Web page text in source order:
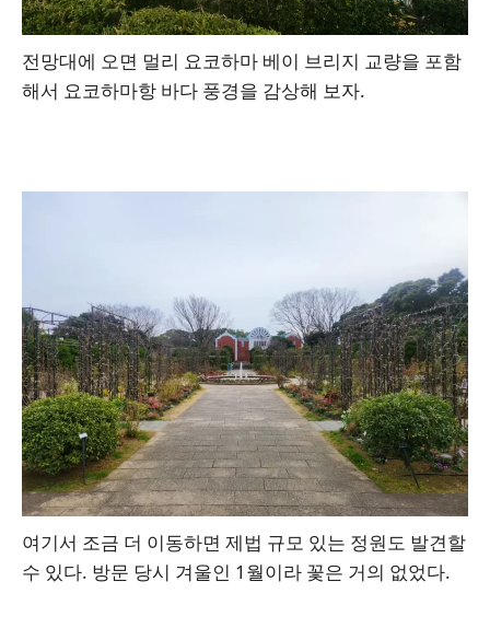
전망대에 오면 멀리 요코하마 베이 브리지 교량을 포함
해서 요코하마항 바다 풍경을 감상해 보자.
여기서 조금 더 이동하면 제법 규모 있는 정원도 발견할
수 있다. 방문 당시 겨울인 1월이라 꽃은 거의 없었다.